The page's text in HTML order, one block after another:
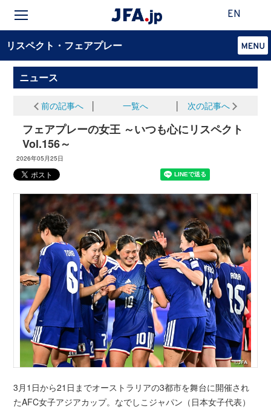
EN
リスペクト・フェアプレー
ニュース
前の記事へ 一覧へ 次の記事へ
フェアプレーの女王 ～いつも心にリスペクト
Vol.156～
2026年05月25日
3月1日から21日までオーストラリアの3都市を舞台に開催され
たAFC女子アジアカップ。なでしこジャパン（日本女子代表）